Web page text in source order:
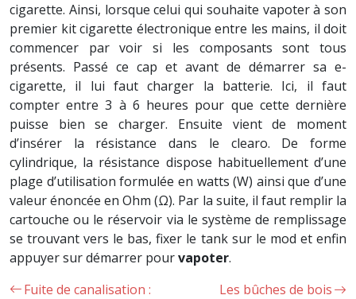
cigarette. Ainsi, lorsque celui qui souhaite vapoter à son
premier kit cigarette électronique entre les mains, il doit
commencer par voir si les composants sont tous
présents. Passé ce cap et avant de démarrer sa e-
cigarette, il lui faut charger la batterie. Ici, il faut
compter entre 3 à 6 heures pour que cette dernière
puisse bien se charger. Ensuite vient de moment
d’insérer la résistance dans le clearo. De forme
cylindrique, la résistance dispose habituellement d’une
plage d’utilisation formulée en watts (W) ainsi que d’une
valeur énoncée en Ohm (Ω). Par la suite, il faut remplir la
cartouche ou le réservoir via le système de remplissage
se trouvant vers le bas, fixer le tank sur le mod et enfin
appuyer sur démarrer pourvapoter.
Fuite de canalisation :
Les bûches de bois